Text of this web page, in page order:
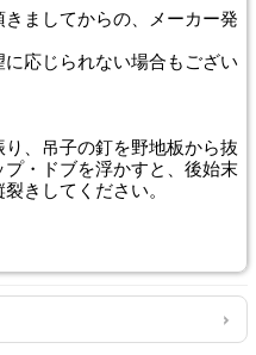
ましてからの、メーカー発
応じられない場合もござい
、吊子の釘を野地板から抜
・ドブを浮かすと、後始末
きしてください。